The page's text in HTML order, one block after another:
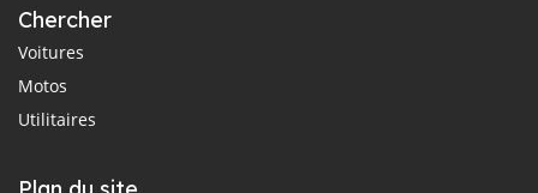
Chercher
Voitures
Motos
Utilitaires